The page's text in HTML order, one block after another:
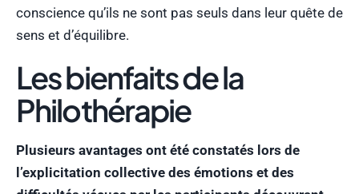
conscience qu’ils ne sont pas seuls dans leur quête de
sens et d’équilibre.
Les bienfaits de la
Philothérapie
Plusieurs avantages ont été constatés lors de
l’explicitation collective des émotions et des